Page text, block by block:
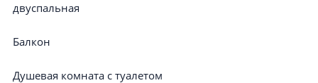
двуспальная
Балкон
Душевая комната с туалетом